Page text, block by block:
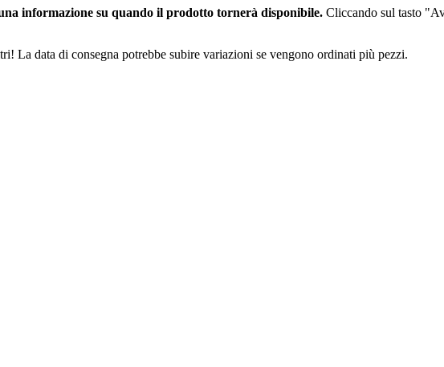
informazione su quando il prodotto tornerà disponibile. Cliccando sul tasto
La data di consegna potrebbe subire variazioni se vengono ordinati più pezzi.